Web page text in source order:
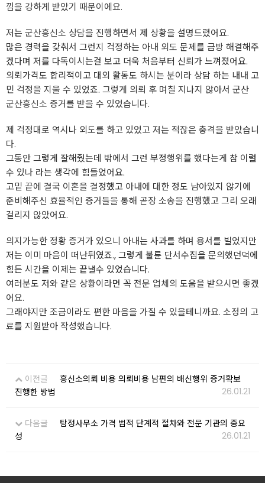
낌을 강하게 받았기 때문이에요.
저는 군산흥신소 상담을 진행하면서 제 상황을 설명드렸어요.
많은 경력을 갖춰서 그런지 걱정하는 아내 외도 문제를 금방 해결해주
겠다며 저를 다독이시는걸 보고 더욱 처음부터 신뢰가 느껴졌어요.
의뢰가격도 합리적이고 대외 활동도 하시는 분이라 상담 하는 내내 고
민 걱정을 지울 수 있었죠. 그렇게 의뢰 후 며칠 지나지 않아서 군산
군산흥신소 증거를 받을 수 있었습니다.
제 걱정대로 역시나 외도를 하고 있었고 저는 적잖은 충격을 받았습니
다.
그동안 그렇게 잘해줬는데 밖에서 그런 부정행위를 했다는게 참 이럴
수 있나 라는 생각에 힘들었어요.
고밑 끝에 결국 이혼을 결정했고 아내에 대한 정도 남아있지 않기에
준비해주신 효율적인 증거들을 통해 곧장 소송을 진행했고 그리 오래
걸리지 않았어요.
의지가능한 정황 증거가 있으니 아내는 사과를 하며 용서를 빌었지만
저는 이미 마음이 떠난뒤였죠., 그렇게 불륜 단서수집을 문의했던덕에
힘든 시간을 이제는 끝낼수 있었습니다.
여러분도 저와 같은 상황이라면 꼭 전문 업체의 도움을 받으시면 좋겠
어요.
그래야지만 조금이라도 편한 마음을 가질 수 있을테니까요. 소정의 고
료를 지원받아 작성했습니다.
이전글
흥신소의뢰 비용 의뢰비용 남편의 배신행위 증거확보
진행한 방법
26.01.21
다음글
탐정사무소 가격 법적 단계적 절차와 전문 기관의 중요
성
26.01.21